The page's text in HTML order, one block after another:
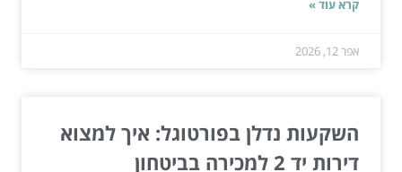
קרא עוד »
אפר 12, 2026
השקעות נדלן בפורטוגל: איך למצוא
דירות יד 2 למכירה בביטחון